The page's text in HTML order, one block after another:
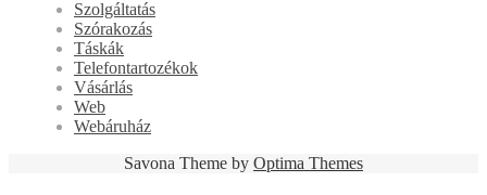
Szolgáltatás
Szórakozás
Táskák
Telefontartozékok
Vásárlás
Web
Webáruház
Savona Theme by Optima Themes